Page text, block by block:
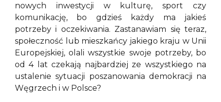
nowych inwestycji w kulturę, sport czy
komunikację, bo gdzieś każdy ma jakieś
potrzeby i oczekiwania. Zastanawiam się teraz,
społeczność lub mieszkańcy jakiego kraju w Unii
Europejskiej, olali wszystkie swoje potrzeby, bo
od 4 lat czekają najbardziej ze wszystkiego na
ustalenie sytuacji poszanowania demokracji na
Węgrzech i w Polsce?